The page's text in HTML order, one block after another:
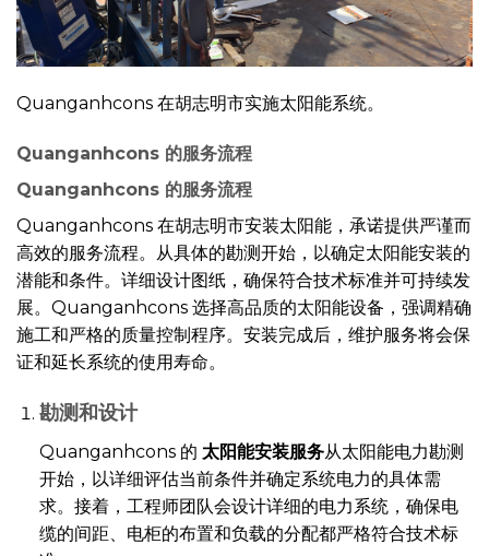
Quanganhcons 在胡志明市实施太阳能系统。
Quanganhcons 的服务流程
Quanganhcons 的服务流程
Quanganhcons 在胡志明市安装太阳能，承诺提供严谨而
高效的服务流程。从具体的勘测开始，以确定太阳能安装的
潜能和条件。详细设计图纸，确保符合技术标准并可持续发
展。Quanganhcons 选择高品质的太阳能设备，强调精确
施工和严格的质量控制程序。安装完成后，维护服务将会保
证和延长系统的使用寿命。
勘测和设计
Quanganhcons 的 太阳能安装服务从太阳能电力勘测
开始，以详细评估当前条件并确定系统电力的具体需
求。接着，工程师团队会设计详细的电力系统，确保电
缆的间距、电柜的布置和负载的分配都严格符合技术标